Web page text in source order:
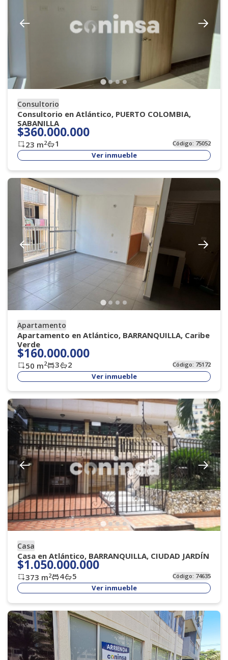
Consultorio
Consultorio en Atlántico, PUERTO COLOMBIA,
SABANILLA
$360.000.000
23 m2 1 Código: 75052
Ver inmueble
Apartamento
Apartamento en Atlántico, BARRANQUILLA, Caribe
Verde
$160.000.000
50 m2 3 2 Código: 75172
Ver inmueble
Casa
Casa en Atlántico, BARRANQUILLA, CIUDAD JARDÍN
$1.050.000.000
373 m2 4 5 Código: 74635
Ver inmueble